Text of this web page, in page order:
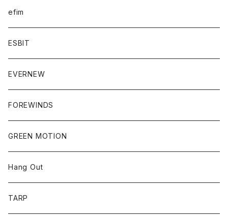
efim
ESBIT
EVERNEW
FOREWINDS
GREEN MOTION
Hang Out
TARP